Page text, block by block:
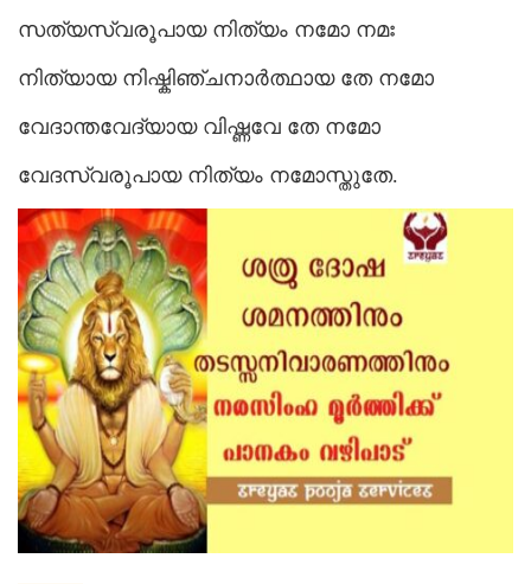
സത്യസ്വരൂപായ നിത്യം നമോ നമഃ
നിത്യായ നിഷ്കിഞ്ചനാർത്ഥായ തേ നമോ
വേദാന്തവേദ്യായ വിഷ്ണവേ തേ നമോ
വേദസ്വരൂപായ നിത്യം നമോസ്തുതേ.